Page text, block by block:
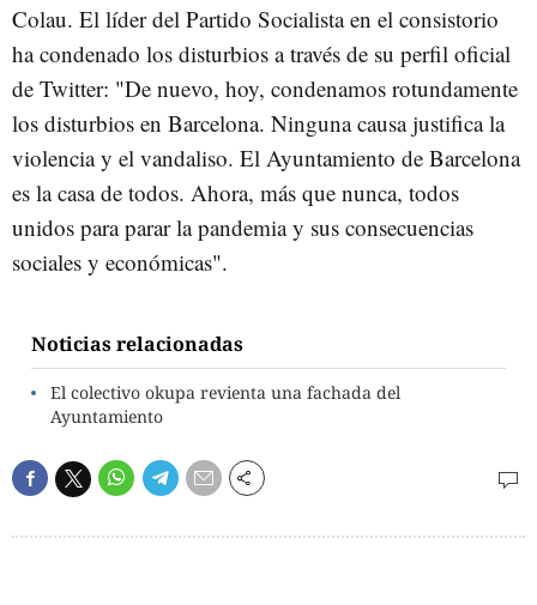
Colau. El líder del Partido Socialista en el consistorio
ha condenado los disturbios a través de su perfil oficial
de Twitter: "De nuevo, hoy, condenamos rotundamente
los disturbios en Barcelona. Ninguna causa justifica la
violencia y el vandaliso. El Ayuntamiento de Barcelona
es la casa de todos. Ahora, más que nunca, todos
unidos para parar la pandemia y sus consecuencias
sociales y económicas".
Noticias relacionadas
El colectivo okupa revienta una fachada del
Ayuntamiento